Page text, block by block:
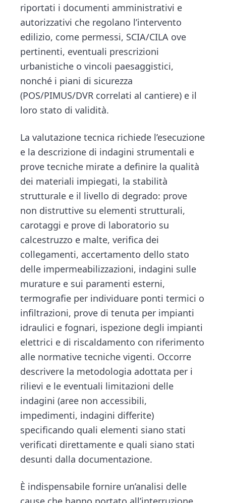
riportati i documenti amministrativi e
autorizzativi che regolano l’intervento
edilizio, come permessi, SCIA/CILA ove
pertinenti, eventuali prescrizioni
urbanistiche o vincoli paesaggistici,
nonché i piani di sicurezza
(POS/PIMUS/DVR correlati al cantiere) e il
loro stato di validità.
La valutazione tecnica richiede l’esecuzione
e la descrizione di indagini strumentali e
prove tecniche mirate a definire la qualità
dei materiali impiegati, la stabilità
strutturale e il livello di degrado: prove
non distruttive su elementi strutturali,
carotaggi e prove di laboratorio su
calcestruzzo e malte, verifica dei
collegamenti, accertamento dello stato
delle impermeabilizzazioni, indagini sulle
murature e sui paramenti esterni,
termografie per individuare ponti termici o
infiltrazioni, prove di tenuta per impianti
idraulici e fognari, ispezione degli impianti
elettrici e di riscaldamento con riferimento
alle normative tecniche vigenti. Occorre
descrivere la metodologia adottata per i
rilievi e le eventuali limitazioni delle
indagini (aree non accessibili,
impedimenti, indagini differite)
specificando quali elementi siano stati
verificati direttamente e quali siano stati
desunti dalla documentazione.
È indispensabile fornire un’analisi delle